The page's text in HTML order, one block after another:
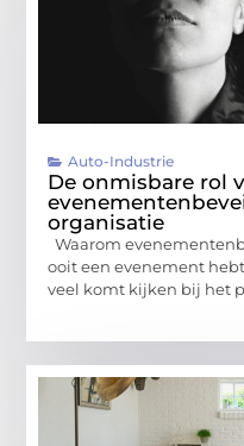
Auto-Industrie
De onmisbare rol
organisatie
Waarom
ooit een evenement
veel komt kijken bij het